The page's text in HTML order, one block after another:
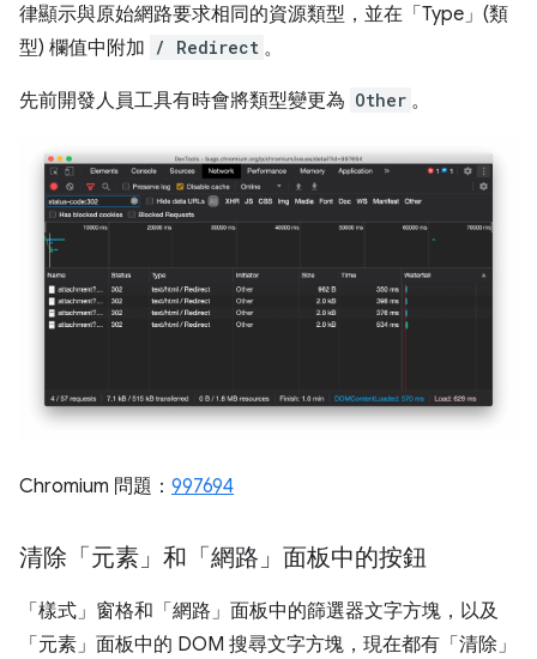
律顯示與原始網路要求相同的資源類型，並在「Type」(類
型) 欄值中附加 / Redirect 。
先前開發人員工具有時會將類型變更為 Other 。
Chromium 問題： 997694
清除「元素」和「網路」面板中的按鈕
「樣式」 窗格和「網路」 面板中的篩選器文字方塊，以及
「元素」 面板中的 DOM 搜尋文字方塊，現在都有「清除」